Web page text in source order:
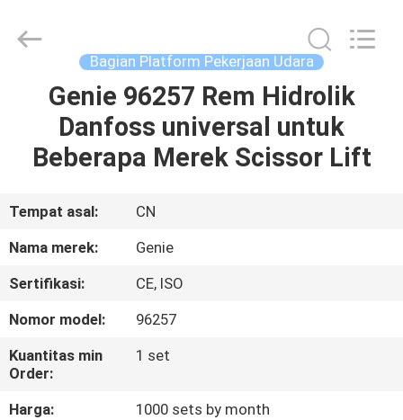
RUMAH
PRODUK
VIDEO
KAMI
TUR
PABRIK
Bagian Platform Pekerjaan Udara
Genie 96257 Rem Hidrolik
Danfoss universal untuk
Beberapa Merek Scissor Lift
Tempat asal:
CN
Nama merek:
Genie
Sertifikasi:
CE, ISO
Nomor model:
96257
Kuantitas min
Order:
1 set
Harga:
1000 sets by month